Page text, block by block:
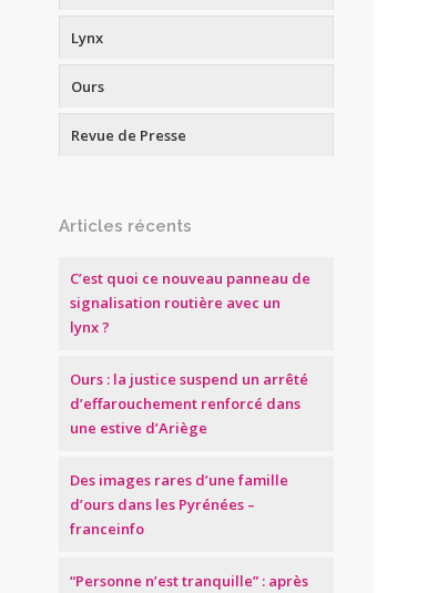
Lynx
Ours
Revue de Presse
Articles récents
C’est quoi ce nouveau panneau de
signalisation routière avec un
lynx ?
Ours : la justice suspend un arrêté
d’effarouchement renforcé dans
une estive d’Ariège
Des images rares d’une famille
d’ours dans les Pyrénées –
franceinfo
“Personne n’est tranquille” : après